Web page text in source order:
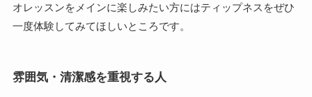
オレッスンをメインに楽しみたい方にはティップネスをぜひ
一度体験してみてほしいところです。
雰囲気・清潔感を重視する人